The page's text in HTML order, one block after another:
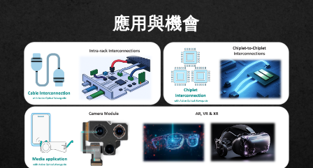
應用與機會